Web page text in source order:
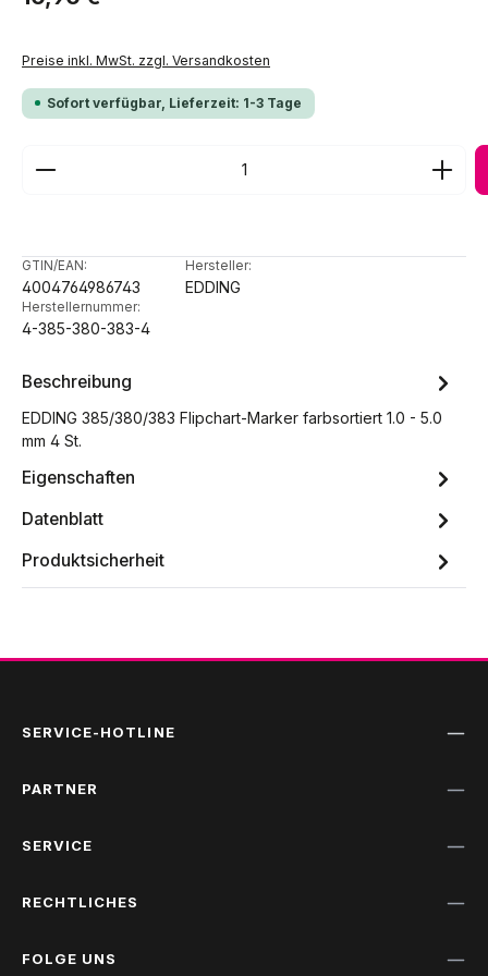
Preise inkl. MwSt. zzgl. Versandkosten
Sofort verfügbar, Lieferzeit: 1-3 Tage
Produkt Anzahl: Gib den gewünschten Wert ein
GTIN/EAN:
4004764986743
Hersteller:
EDDING
Herstellernummer:
4-385-380-383-4
Beschreibung
EDDING 385/380/383 Flipchart-Marker farbsortiert 1.0 - 5.0
mm 4 St.
Eigenschaften
Datenblatt
Produktsicherheit
SERVICE-HOTLINE
PARTNER
SERVICE
RECHTLICHES
FOLGE UNS